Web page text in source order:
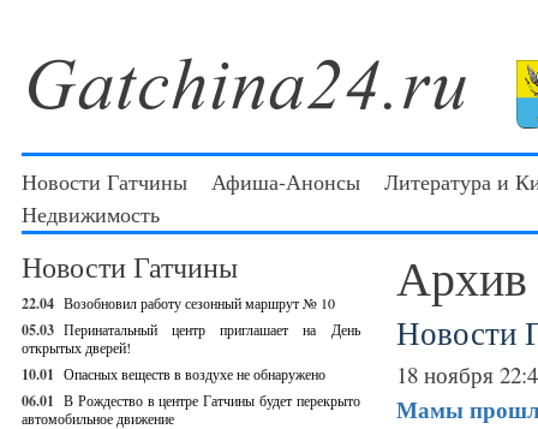
Новости Гатчины Афиша-Анонсы
Литература и
Недвижимость
Новости Гатчины
22.04 Возобновил работу сезонный маршрут № 10
05.03 Перинатальный центр приглашает на День
открытых дверей!
10.01 Опасных веществ в воздухе не обнаружено
06.01 В Рождество в центре Гатчины будет перекрыто
автомобильное движение
Архив
Новости
18 ноября
Мамы